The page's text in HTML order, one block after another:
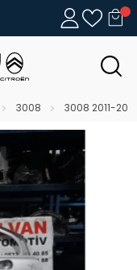
3008 3008 2011-